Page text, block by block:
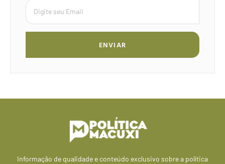
ENVIAR
Informação de qualidade e conteúdo exclusivo sobre a política